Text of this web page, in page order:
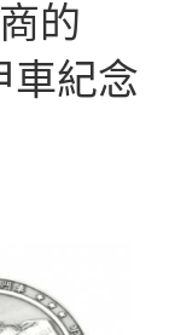
的
車紀念